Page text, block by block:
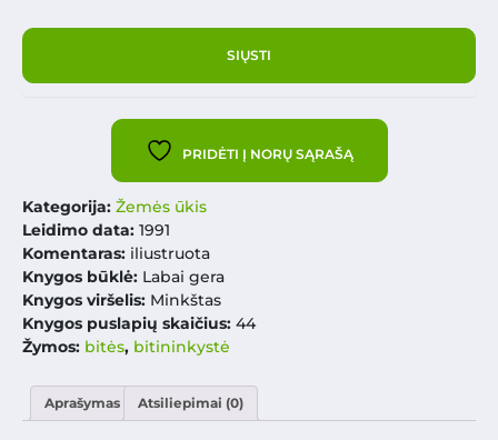
PRIDĖTI Į NORŲ SĄRAŠĄ
Kategorija: Žemės ūkis
Leidimo data: 1991
Komentaras: iliustruota
Knygos būklė: Labai gera
Knygos viršelis: Minkštas
Knygos puslapių skaičius: 44
Žymos: bitės, bitininkystė
Aprašymas Atsiliepimai (0)